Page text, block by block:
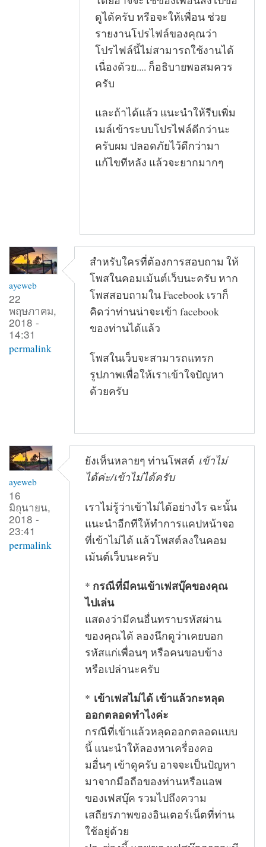
ดูได้ครับ หรือจะให้เพื่อน ช่วย
รายงานโปรไฟล์ของคุณว่า
โปรไฟล์นี้ไม่สามารถใช้งานได้
เนื่องด้วย.... ก็อธิบายพอสมควร
ครับ
และถ้าได้แล้ว แนะนำให้รีบเพิ่ม
เมล์เข้าระบบโปรไฟล์ดีกว่านะ
ครับผม ปลอดภัยไว้ดีกว่ามา
แก้ไขทีหลัง แล้วจะยากมากๆ
ayeweb
22
พฤษภาคม,
2018 -
14:31
permalink
สำหรับใครที่ต้องการสอบถาม ให้
โพสในคอมเม้นต์เว็บนะครับ หาก
โพสสอบถามใน Facebook เราก็
คิดว่าท่านน่าจะเข้า facebook
ของท่านได้แล้ว
โพสในเว็บจะสามารถแทรก
รูปภาพเพื่อให้เราเข้าใจปัญหา
ด้วยครับ
ayeweb
16
มิถุนายน,
2018 -
23:41
permalink
ยังเห็นหลายๆ ท่านโพสต์ เข้าไม่
ได้ค่ะ/เข้าไม่ได้ครับ
เราไม่รู้ว่าเข้าไม่ได้อย่างไร ฉะนั้น
แนะนำอีกทีให้ทำการแคปหน้าจอ
ที่เข้าไม่ได้ แล้วโพสต์ลงในคอม
เม้นต์เว็บนะครับ
* กรณีที่มีคนเข้าเฟสบุ๊คของคุณ
ไปเล่น
แสดงว่ามีคนอื่นทราบรหัสผ่าน
ของคุณได้ ลองนึกดูว่าเคยบอก
รหัสแก่เพื่อนๆ หรือคนขอบข้าง
หรือเปล่านะครับ
* เข้าเฟสไม่ได้ เข้าแล้วกะหลุด
ออกตลอดทำไงค่ะ
กรณีที่เข้าแล้วหลุดออกตลอดแบบ
นี้ แนะนำให้ลองหาเครื่องคอ
มอื่นๆ เข้าดูครับ อาจจะเป็นปัญหา
มาจากมือถือของท่านหรือแอพ
ของเฟสบุ๊ค รวมไปถึงความ
เสถียรภาพของอินเตอร์เน็ตที่ท่าน
ใช้อยู่ด้วย